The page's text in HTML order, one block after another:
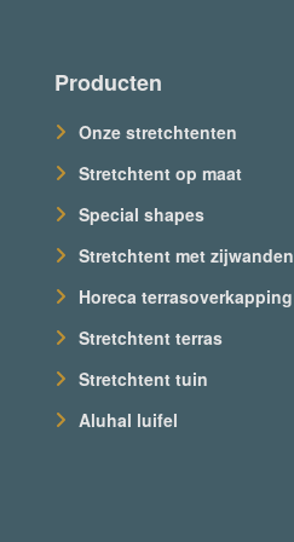
Producten
Onze stretchtenten
Stretchtent op maat
Special shapes
Stretchtent met zijwanden
Horeca terrasoverkapping
Stretchtent terras
Stretchtent tuin
Aluhal luifel